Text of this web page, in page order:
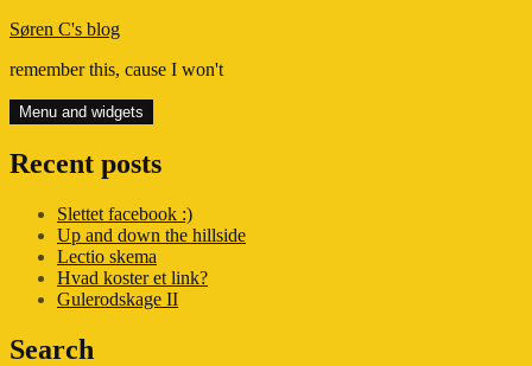
Skip
content
Søren C's blog
remember this, cause I won't
Menu and widgets
Recent posts
Slettet facebook :)
Up and down the hillside
Lectio skema
Hvad koster et link?
Gulerodskage II
Search